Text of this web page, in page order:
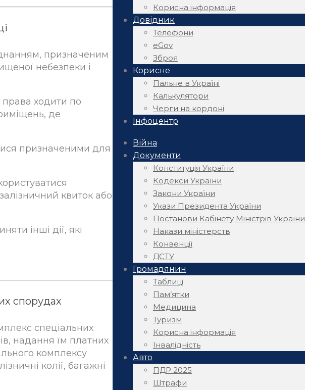
Корисна інформація
Довідник
Телефони
eGov
Зброя
Корисне
Пальне в Україні
Калькулятори
Черги на кордоні
Інфоцентр
Війна
Документи
Конституція України
Кодекси України
Закони України
Укази Президента України
Постанови Кабінету Міністрів України
Накази міністерств
Конвенції
ДСТУ
Громадянин
Таблиці
Пам’ятки
Медицина
Туризм
Корисна інформація
Інвалідність
Авто
ПДР 2025
Штрафи
призначеним
небезпеки і
права ходити по
де
призначеними для
квиток або
інші дії, які
спорудах
спеціальних
надання їм платних
комплексу
колії, багажні